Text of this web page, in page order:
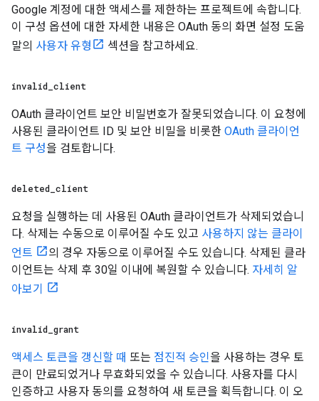
Google 계정에 대한 액세스를 제한하는 프로젝트에 속합니다.
이 구성 옵션에 대한 자세한 내용은 OAuth 동의 화면 설정 도움
말의 사용자 유형 섹션을 참고하세요.
invalid client
OAuth 클라이언트 보안 비밀번호가 잘못되었습니다. 이 요청에
사용된 클라이언트 ID 및 보안 비밀을 비롯한 OAuth 클라이언
트 구성을 검토합니다.
deleted client
요청을 실행하는 데 사용된 OAuth 클라이언트가 삭제되었습니
다. 삭제는 수동으로 이루어질 수도 있고 사용하지 않는 클라이
언트
의 경우 자동으로 이루어질 수도 있습니다. 삭제된 클라
이언트는 삭제 후 30일 이내에 복원할 수 있습니다. 자세히 알
아보기
invalid grant
액세스 토큰을 갱신할 때 또는 점진적 승인을 사용하는 경우 토
큰이 만료되었거나 무효화되었을 수 있습니다. 사용자를 다시
인증하고 사용자 동의를 요청하여 새 토큰을 획득합니다. 이 오